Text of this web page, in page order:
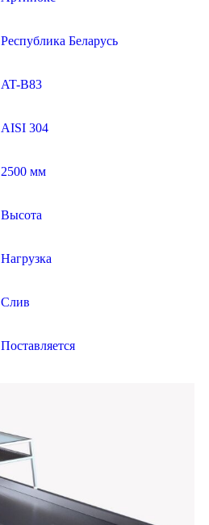
Республика Беларусь
AT-B83
AISI 304
2500 мм
Высота
Нагрузка
Слив
Поставляется